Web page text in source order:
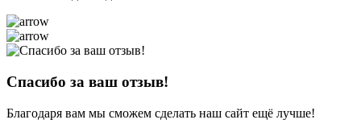
Спасибо за ваш отзыв!
Благодаря вам мы сможем сделать наш сайт ещё лучше!